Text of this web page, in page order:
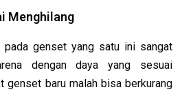
Menghilang
pada genset yang satu ini sangat
dengan daya yang sesuai
genset baru malah bisa berkurang